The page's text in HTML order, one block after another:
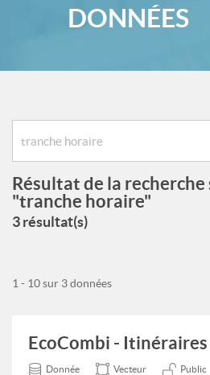
DONNÉES
Résultat de la recherche
"tranche horaire"
3 résultat(s)
1 - 10 sur 3 données
EcoCombi - Itinéraires
Donnée Vecteur Public